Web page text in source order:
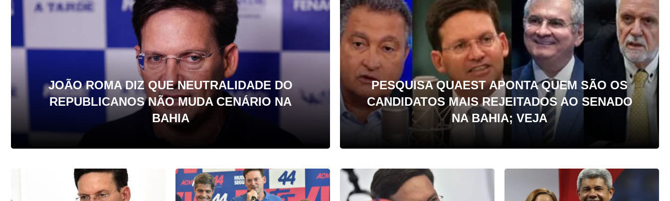
JOÃO ROMA DIZ QUE NEUTRALIDADE DO
REPUBLICANOS NÃO MUDA CENÁRIO NA
BAHIA
PESQUISA QUAEST APONTA QUEM SÃO OS
CANDIDATOS MAIS REJEITADOS AO SENADO
NA BAHIA; VEJA